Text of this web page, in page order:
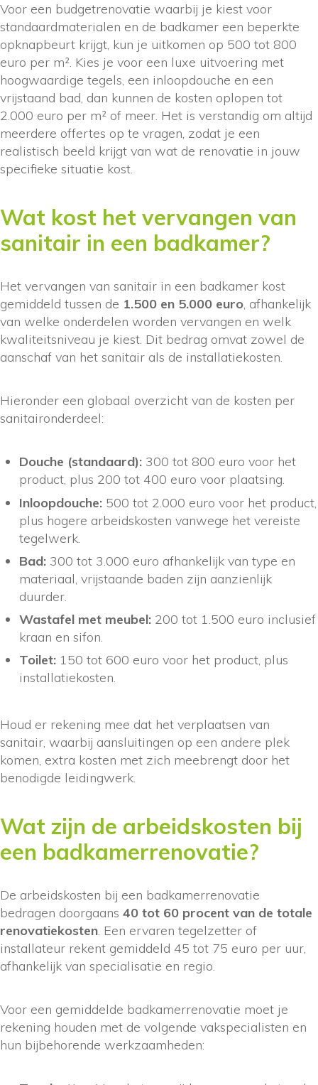
Voor een budgetrenovatie waarbij je kiest voor
standaardmaterialen en de badkamer een beperkte
opknapbeurt krijgt, kun je uitkomen op 500 tot 800
euro per m². Kies je voor een luxe uitvoering met
hoogwaardige tegels, een inloopdouche en een
vrijstaand bad, dan kunnen de kosten oplopen tot
2.000 euro per m² of meer. Het is verstandig om altijd
meerdere offertes op te vragen, zodat je een
realistisch beeld krijgt van wat de renovatie in jouw
specifieke situatie kost.
Wat kost het vervangen van
sanitair in een badkamer?
Het vervangen van sanitair in een badkamer kost
gemiddeld tussen de 1.500 en 5.000 euro, afhankelijk
van welke onderdelen worden vervangen en welk
kwaliteitsniveau je kiest. Dit bedrag omvat zowel de
aanschaf van het sanitair als de installatiekosten.
Hieronder een globaal overzicht van de kosten per
sanitaironderdeel:
Douche (standaard): 300 tot 800 euro voor het
product, plus 200 tot 400 euro voor plaatsing.
Inloopdouche: 500 tot 2.000 euro voor het product,
plus hogere arbeidskosten vanwege het vereiste
tegelwerk.
Bad: 300 tot 3.000 euro afhankelijk van type en
materiaal, vrijstaande baden zijn aanzienlijk
duurder.
Wastafel met meubel: 200 tot 1.500 euro inclusief
kraan en sifon.
Toilet: 150 tot 600 euro voor het product, plus
installatiekosten.
Houd er rekening mee dat het verplaatsen van
sanitair, waarbij aansluitingen op een andere plek
komen, extra kosten met zich meebrengt door het
benodigde leidingwerk.
Wat zijn de arbeidskosten bij
een badkamerrenovatie?
De arbeidskosten bij een badkamerrenovatie
bedragen doorgaans 40 tot 60 procent van de totale
renovatiekosten. Een ervaren tegelzetter of
installateur rekent gemiddeld 45 tot 75 euro per uur,
afhankelijk van specialisatie en regio.
Voor een gemiddelde badkamerrenovatie moet je
rekening houden met de volgende vakspecialisten en
hun bijbehorende werkzaamheden: